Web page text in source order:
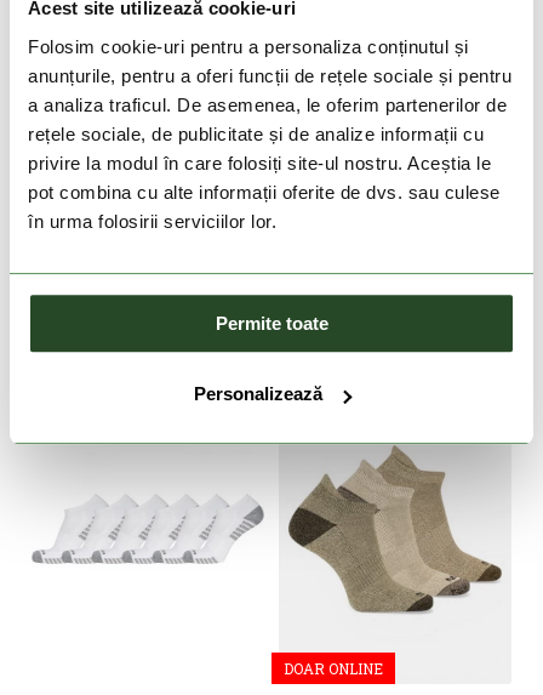
Acest site utilizează cookie-uri
Folosim cookie-uri pentru a personaliza conținutul și
anunțurile, pentru a oferi funcții de rețele sociale și pentru
a analiza traficul. De asemenea, le oferim partenerilor de
rețele sociale, de publicitate și de analize informații cu
privire la modul în care folosiți site-ul nostru. Aceștia le
pot combina cu alte informații oferite de dvs. sau culese
în urma folosirii serviciilor lor.
Permite toate
Personalizează
O'NEILL
Sneaker Socks 3-Pack
34 Lei
WITH PIQUE FOOTBED
109 Lei
DOAR ONLINE